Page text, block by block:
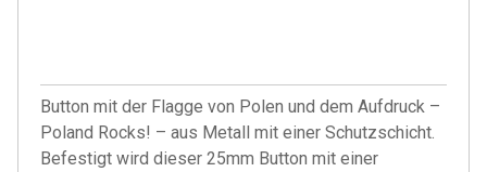
Button mit der Flagge von Polen und dem Aufdruck –
Poland Rocks! – aus Metall mit einer Schutzschicht.
Befestigt wird dieser 25mm Button mit einer